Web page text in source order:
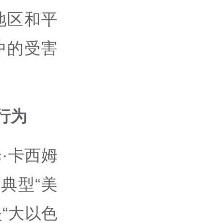
区和平
的受害
为
卡西姆
型“美
大以色